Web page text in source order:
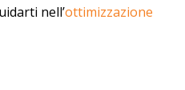
nell’ottimizzazione